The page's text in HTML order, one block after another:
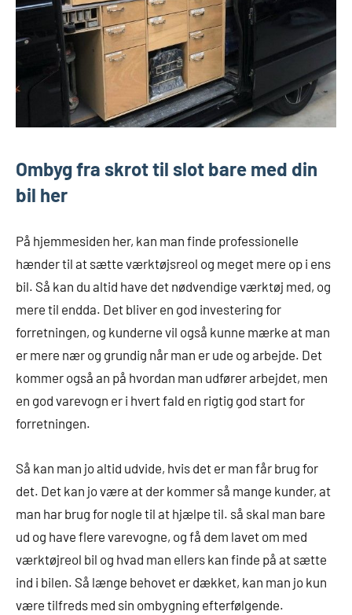
Ombyg fra skrot til slot bare med din
bil her
På hjemmesiden her, kan man finde professionelle
hænder til at sætte værktøjsreol og meget mere op i ens
bil. Så kan du altid have det nødvendige værktøj med, og
mere til endda. Det bliver en god investering for
forretningen, og kunderne vil også kunne mærke at man
er mere nær og grundig når man er ude og arbejde. Det
kommer også an på hvordan man udfører arbejdet, men
en god varevogn er i hvert fald en rigtig god start for
forretningen.
Så kan man jo altid udvide, hvis det er man får brug for
det. Det kan jo være at der kommer så mange kunder, at
man har brug for nogle til at hjælpe til. så skal man bare
ud og have flere varevogne, og få dem lavet om med
værktøjreol bil og hvad man ellers kan finde på at sætte
ind i bilen. Så længe behovet er dækket, kan man jo kun
være tilfreds med sin ombygning efterfølgende.